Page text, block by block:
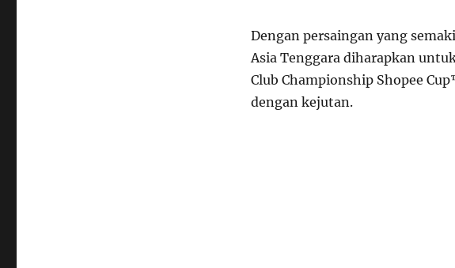
Dengan persaingan yang
Asia Tenggara diharapkan
Club Championship Shopee
dengan kejutan.